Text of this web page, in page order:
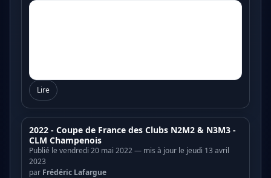
Lire
2022 - Coupe de France des Clubs N2M2 & N3M3 -
CLM Champenois
Publié le vendredi 20 mai 2022 — mis à jour le jeudi 13 avril
2023
par Frédéric Lafargue